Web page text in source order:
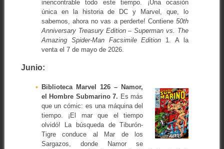
inencontrable todo este tiempo. ¡Una ocasión
única en la historia de DC y Marvel, que, lo
sabemos, ahora no vas a perderte! Contiene50th
Anniversary Treasury Edition – Superman vs. The
Amazing Spider-Man Facsimile Edition 1. A la
venta el 7 de mayo de 2026.
Junio:
Biblioteca Marvel 126 – Namor,
el Hombre Submarino 7. Es más
que un cómic: es una máquina del
tiempo. ¡El mar que el tiempo
olvidó! La búsqueda de Tiburón-
Tigre conduce al Mar de los
Sargazos, donde Namor se